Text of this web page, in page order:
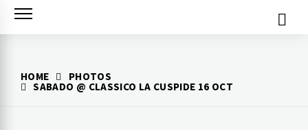
Skip
HOME
PHOTOS
SABADO @ CLASSICO LA CUSPIDE 16 OCT